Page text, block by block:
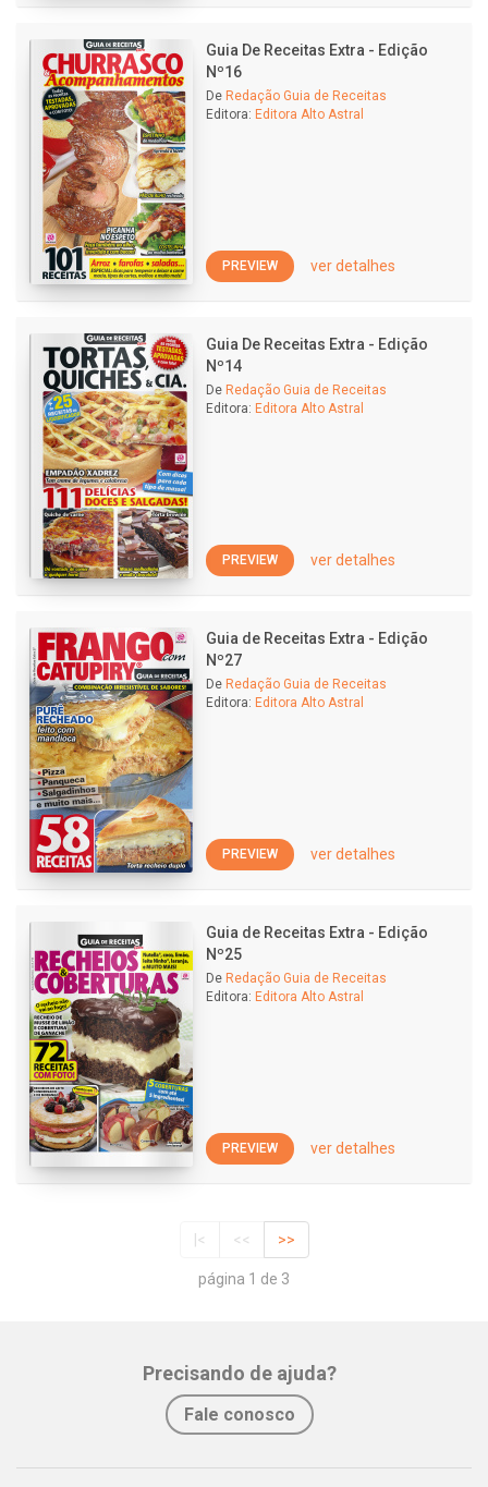
Guia De Receitas Extra - Edição
Nº16
De Redação Guia de Receitas
Editora: Editora Alto Astral
PREVIEW ver detalhes
Guia De Receitas Extra - Edição
Nº14
De Redação Guia de Receitas
Editora: Editora Alto Astral
PREVIEW ver detalhes
Guia de Receitas Extra - Edição
Nº27
De Redação Guia de Receitas
Editora: Editora Alto Astral
PREVIEW ver detalhes
Guia de Receitas Extra - Edição
Nº25
De Redação Guia de Receitas
Editora: Editora Alto Astral
PREVIEW ver detalhes
|< << >>
página 1 de 3
Precisando de ajuda?
Fale conosco